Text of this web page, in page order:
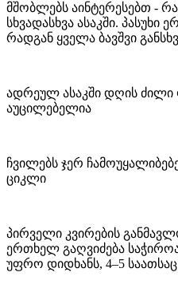
მშობლებს აინტერესებთ -
სხვადასხვა ასაკში. პასუხი
რადგან ყველა ბავშვი
ადრეულ ასაკში დღის
აუცილებელია
ჩვილებს ჯერ
ციკლი
პირველი კვირების
ერთხელ გაღვიძება
უფრო დიდხანს, 4–5